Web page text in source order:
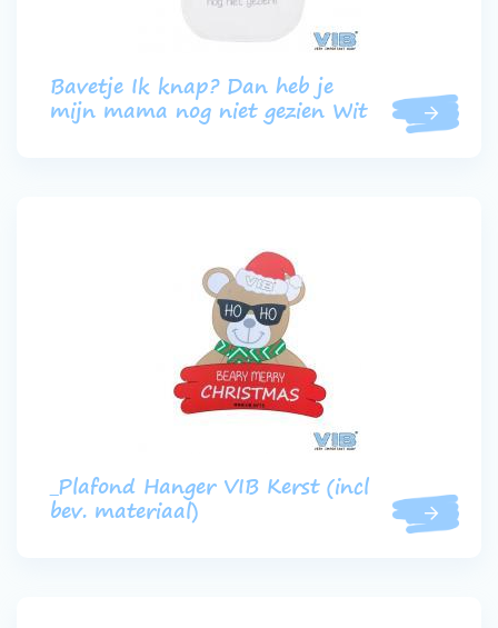
Bavetje Ik knap? Dan heb je
mijn mama nog niet gezien Wit
_Plafond Hanger VIB Kerst (incl
bev. materiaal)